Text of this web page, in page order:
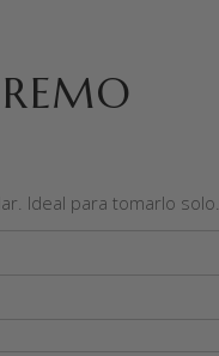
Ideal para tomarlo solo.